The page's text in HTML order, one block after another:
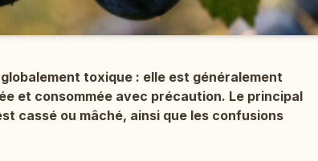
toxique : elle est généralement
et consommée avec précaution. Le principal
cassé ou mâché, ainsi que les confusions